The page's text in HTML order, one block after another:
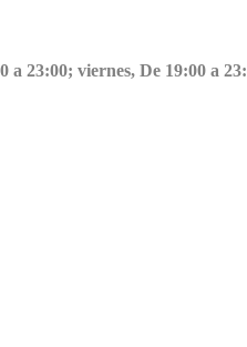
a 23:00; viernes, De 19:00 a